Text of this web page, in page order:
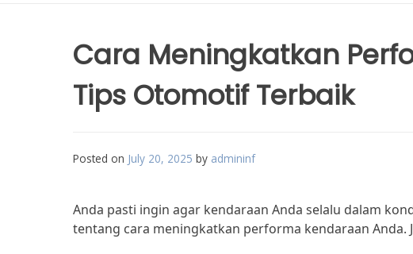
Cara Meningkatkan
Tips Otomotif Terbaik
Posted on July 20, 2025 by admininf
Anda pasti ingin agar kendaraan Anda selalu dalam
tentang cara meningkatkan performa kendaraan